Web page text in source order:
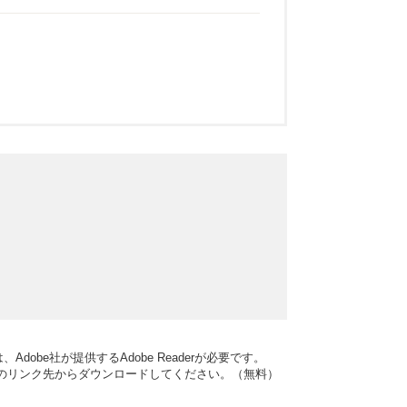
Adobe社が提供するAdobe Readerが必要です。
ンク先からダウンロードしてください。（無料）